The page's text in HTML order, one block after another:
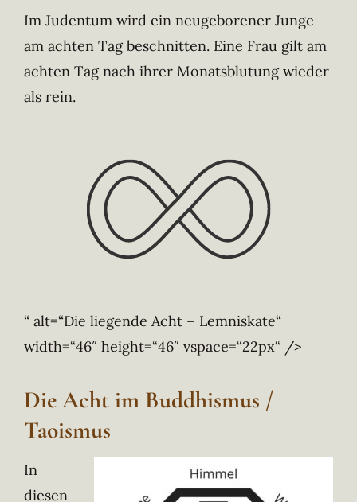
Im Judentum wird ein neugeborener Junge
am achten Tag beschnitten. Eine Frau gilt am
achten Tag nach ihrer Monatsblutung wieder
als rein.
“ alt=“Die liegende Acht – Lemniskate“
width=“46″ height=“46″ vspace=“22px“ />
Die Acht im Buddhismus /
Taoismus
In
diesen